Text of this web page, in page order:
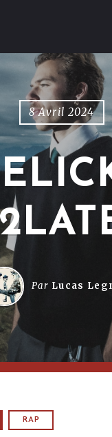
8 Avril 2024
Par Lucas
RAP